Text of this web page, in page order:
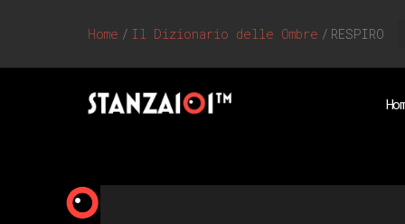
Home / Il Dizionario delle Ombre / RESPIRO